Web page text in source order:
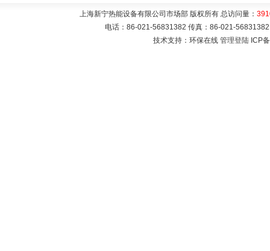
上海新宁热能设备有限公司市场部 版权所有 总访问量：
电话：86-021-56831382 传真：86-021-
技术支持：环保在线 管理登陆 ICP